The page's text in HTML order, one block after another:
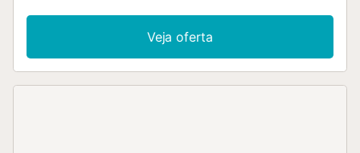
Veja oferta